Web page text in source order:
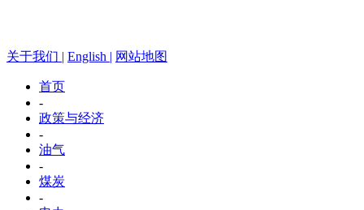
关于我们 | English | 网站地图
首页
-
政策与经济
-
油气
-
煤炭
-